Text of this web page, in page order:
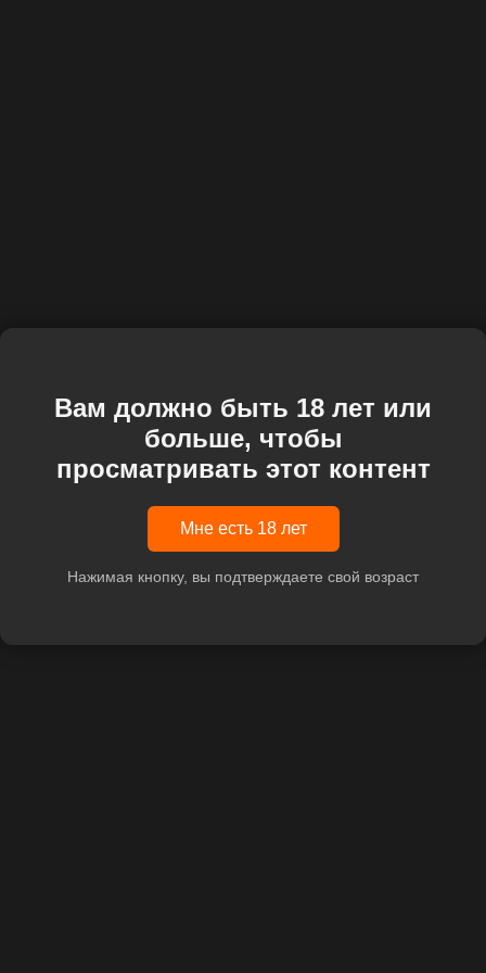
Вам должно быть 18 лет или
больше, чтобы
просматривать этот контент
Мне есть 18 лет
Нажимая кнопку, вы подтверждаете свой возраст